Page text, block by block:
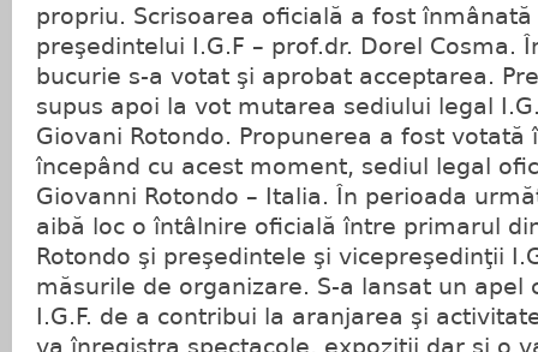
propriu. Scrisoarea oficială a fost înmânată
preşedintelui I.G.F – prof.dr. Dorel Cosma.
bucurie s-a votat şi aprobat acceptarea.
supus apoi la vot mutarea sediului legal
Giovani Rotondo. Propunerea a fost
începând cu acest moment, sediul legal
Giovanni Rotondo – Italia. În perioada
aibă loc o întâlnire oficială între primarul
Rotondo şi preşedintele şi vicepreşedinţii
măsurile de organizare. S-a lansat un
I.G.F. de a contribui la aranjarea şi
va înregistra spectacole, expoziţii dar şi o